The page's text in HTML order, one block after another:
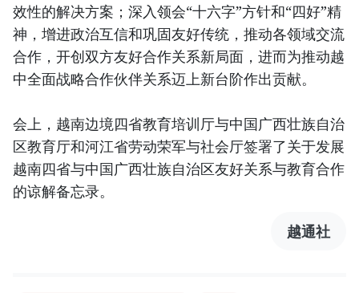
效性的解决方案；深入领会“十六字”方针和“四好”精
神，增进政治互信和巩固友好传统，推动各领域交流
合作，开创双方友好合作关系新局面，进而为推动越
中全面战略合作伙伴关系迈上新台阶作出贡献。
会上，越南边境四省教育培训厅与中国广西壮族自治
区教育厅和河江省劳动荣军与社会厅签署了关于发展
越南四省与中国广西壮族自治区友好关系与教育合作
的谅解备忘录。
越通社